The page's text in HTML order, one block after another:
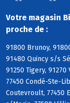
Votre magasin
proche de :
91800 Brunoy,
91480 Quincy s/s
91250 Tigery,
77450 Condé-Ste-
Coutevroult, 77450